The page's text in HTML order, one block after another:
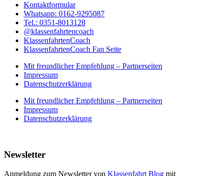
Kontaktformular
Whatsapp: 0162-9295087
Tel.: 0351-8013128
@klassenfahrtencoach
KlassenfahrtenCoach
KlassenfahrtenCoach Fan Seite
Mit freundlicher Empfehlung – Partnerseiten
Impressum
Datenschutzerklärung
Mit freundlicher Empfehlung – Partnerseiten
Impressum
Datenschutzerklärung
Newsletter
Anmeldung zum Newsletter von Klassenfahrt Blog mit